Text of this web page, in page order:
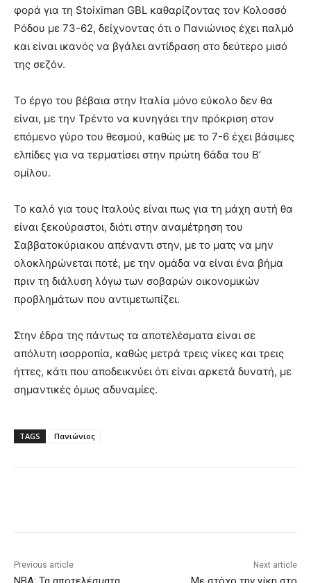
φορά για τη Stoiximan GBL καθαρίζοντας τον Κολοσσό
Ρόδου με 73-62, δείχνοντας ότι ο Πανιώνιος έχει παλμό
και είναι ικανός να βγάλει αντίδραση στο δεύτερο μισό
της σεζόν.
Το έργο του βέβαια στην Ιταλία μόνο εύκολο δεν θα
είναι, με την Τρέντο να κυνηγάει την πρόκριση στον
επόμενο γύρο του θεσμού, καθώς με το 7-6 έχει βάσιμες
ελπίδες για να τερματίσει στην πρώτη 6άδα του Β’
ομίλου.
Το καλό για τους Ιταλούς είναι πως για τη μάχη αυτή θα
είναι ξεκούραστοι, διότι στην αναμέτρηση του
Σαββατοκύριακου απέναντι στην, με το ματς να μην
ολοκληρώνεται ποτέ, με την ομάδα να είναι ένα βήμα
πριν τη διάλυση λόγω των σοβαρών οικονομικών
προβλημάτων που αντιμετωπίζει.
Στην έδρα της πάντως τα αποτελέσματα είναι σε
απόλυτη ισορροπία, καθώς μετρά τρεις νίκες και τρεις
ήττες, κάτι που αποδεικνύει ότι είναι αρκετά δυνατή, με
σημαντικές όμως αδυναμίες.
TAGS Πανιώνιος
Previous article Next article